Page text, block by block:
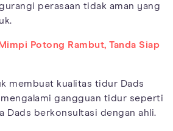
perasaan tidak aman yang
Potong Rambut, Tanda Siap
membuat kualitas tidur Dads
gangguan tidur seperti
Dads berkonsultasi dengan ahli.